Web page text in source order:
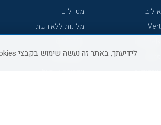
אוליב
Vert
מטיילים
מלונות ללא רשת
קראון פלאזה
לידיעתך, באתר זה נעשה שימוש בקבצי Cookies המשך גלישה באתר מהווה הסכמה לשימוש זה, למידע נוסף ניתן לעיין